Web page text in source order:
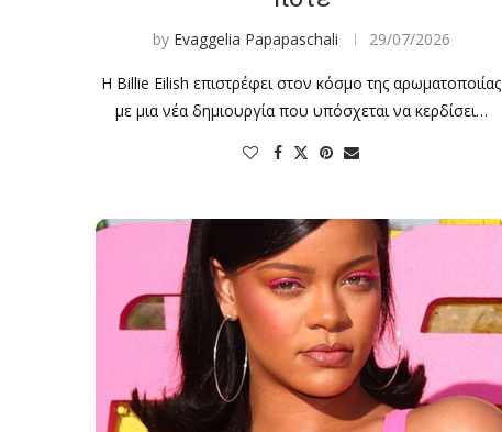
by Evaggelia Papapaschali 29/07/2026
Η Billie Eilish επιστρέφει στον κόσμο της αρωματοποιίας
με μια νέα δημιουργία που υπόσχεται να κερδίσει…